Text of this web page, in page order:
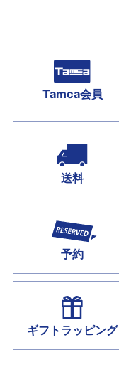
Tamca会員
送料
予約
ギフトラッピング